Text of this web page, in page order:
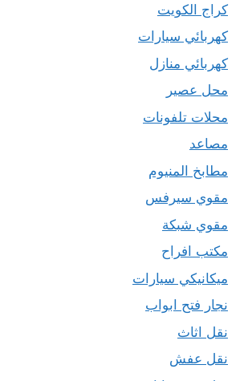
كراج الكويت
كهربائي سيارات
كهربائي منازل
محل عصير
محلات تلفونات
مصاعد
مطابخ المنيوم
مقوي سيرفس
مقوي شبكة
مكتب افراح
ميكانيكي سيارات
نجار فتح ابواب
نقل اثاث
نقل عفش